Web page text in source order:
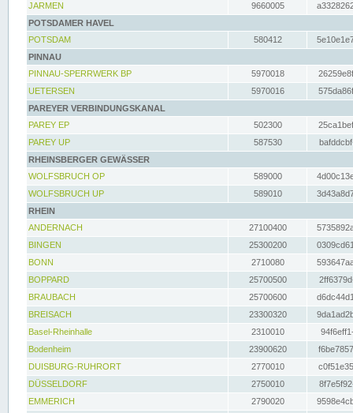
JARMEN
9660005
POTSDAMER HAVEL
POTSDAM
580412
PINNAU
PINNAU-SPERRWERK BP
5970018
UETERSEN
5970016
PAREYER VERBINDUNGSKANAL
PAREY EP
502300
PAREY UP
587530
RHEINSBERGER GEWÄSSER
WOLFSBRUCH OP
589000
WOLFSBRUCH UP
589010
RHEIN
ANDERNACH
27100400
BINGEN
25300200
BONN
2710080
BOPPARD
25700500
BRAUBACH
25700600
BREISACH
23300320
Basel-Rheinhalle
2310010
Bodenheim
23900620
DUISBURG-RUHRORT
2770010
DÜSSELDORF
2750010
EMMERICH
2790020